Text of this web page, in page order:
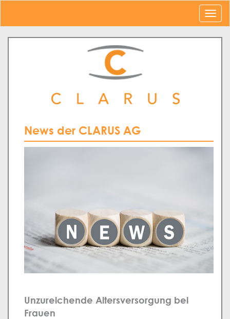
News der CLARUS AG
Unzureichende Altersversorgung bei
Frauen